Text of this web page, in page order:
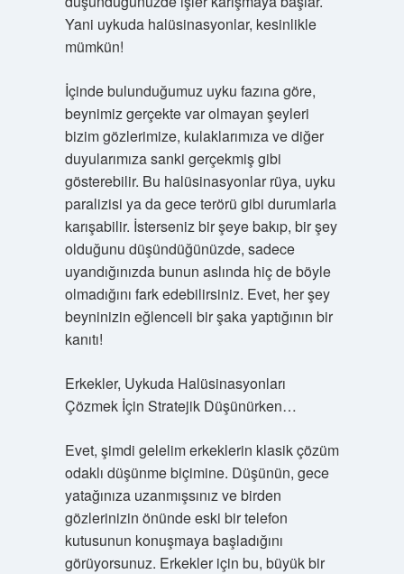
Yani uykuda halüsinasyonlar, kesinlikle
mümkün!
İçinde bulunduğumuz uyku fazına göre,
beynimiz gerçekte var olmayan şeyleri
bizim gözlerimize, kulaklarımıza ve diğer
duyularımıza sanki gerçekmiş gibi
gösterebilir. Bu halüsinasyonlar rüya, uyku
paralizisi ya da gece terörü gibi durumlarla
karışabilir. İsterseniz bir şeye bakıp, bir şey
olduğunu düşündüğünüzde, sadece
uyandığınızda bunun aslında hiç de böyle
olmadığını fark edebilirsiniz. Evet, her şey
beyninizin eğlenceli bir şaka yaptığının bir
kanıtı!
Erkekler, Uykuda Halüsinasyonları
Çözmek İçin Stratejik Düşünürken…
Evet, şimdi gelelim erkeklerin klasik çözüm
odaklı düşünme biçimine. Düşünün, gece
yatağınıza uzanmışsınız ve birden
gözlerinizin önünde eski bir telefon
kutusunun konuşmaya başladığını
görüyorsunuz. Erkekler için bu, büyük bir